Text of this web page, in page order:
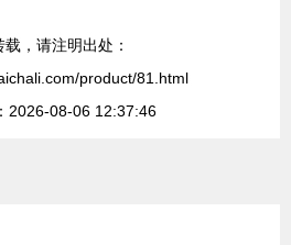
载，请注明出处：
product/81.html
2026-08-06 12:37:46